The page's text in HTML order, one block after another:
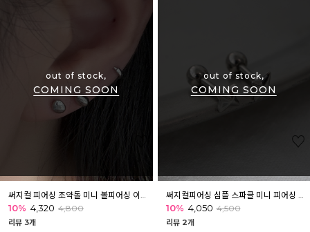
out of stock,
COMING SOON
10% 4,320 4,800
리뷰 3개
out of stock,
COMING SOON
10% 4,050 4,500
리뷰 2개